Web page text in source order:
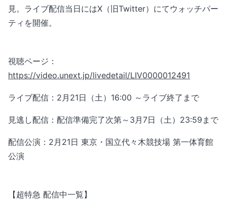
見。ライブ配信当日にはX（旧Twitter）にてウォッチパー
ティを開催。
視聴ページ：
https://video.unext.jp/livedetail/LIV0000012491
ライブ配信：2月21日（土）16:00 ～ライブ終了まで
見逃し配信：配信準備完了次第～3月7日（土）23:59まで
配信公演：2月21日 東京・国立代々木競技場 第一体育館
公演
【超特急 配信中一覧】